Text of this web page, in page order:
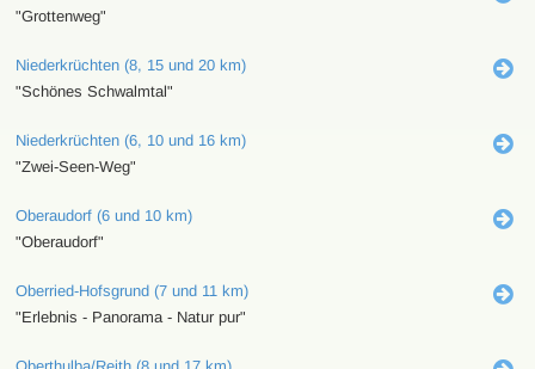
"Grottenweg"
Niederkrüchten (8, 15 und 20 km)
"Schönes Schwalmtal"
Niederkrüchten (6, 10 und 16 km)
"Zwei-Seen-Weg"
Oberaudorf (6 und 10 km)
"Oberaudorf"
Oberried-Hofsgrund (7 und 11 km)
"Erlebnis - Panorama - Natur pur"